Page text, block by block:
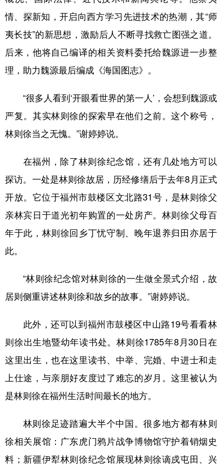
情、探新知，开启向西方学习先进技术的热潮，其“师
夷长技”的新思想，激励后人不断寻找救亡图强之道。
后来，他将自己编译的相关资料委托给魏源进一步整
理，助力魏源最后编成《海国图志》。
“很多人看到‘开眼看世界的第一人’，会想到魏源或
严复。其实林则徐的探索早在他们之前。这个称号，
林则徐当之无愧。”谢婷婷说。
在福州，除了林则徐纪念馆，还有几处地方可以
探访。一处是林则徐故居，历经修缮后于去年8月正式
开放。它位于福州市鼓楼区文北路31号，是林则徐父
亲林宾日于道光初年购置的一处房产。林则徐父母百
年于此，林则徐回乡丁忧守制、晚年退养归田亦居于
此。
“林则徐纪念馆对林则徐的一生做全景式介绍，故
居则侧重讲述林则徐和故乡的故事。”谢婷婷说。
此外，还可以到福州市鼓楼区中山路19号看看林
则徐出生地暨幼年读书处。林则徐1785年8月30日在
这里出生，也在这里读书、中举、完婚、中进士和走
上仕途，与亲朋好友度过了难忘的岁月。这里被认为
是林则徐在福州生活时间最长的地方。
林则徐足迹踏遍大半个中国。很多地方都有林则
徐相关展馆：广东虎门鸦片战争博物馆守护着销烟史
料；新疆伊犁林则徐纪念馆展现林则徐谪戍屯田、兴